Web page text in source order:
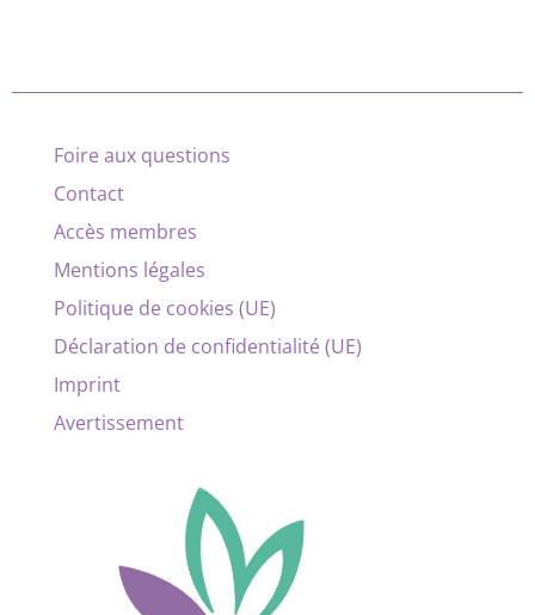
Foire aux questions
Contact
Accès membres
Mentions légales
Politique de cookies (UE)
Déclaration de confidentialité (UE)
Imprint
Avertissement